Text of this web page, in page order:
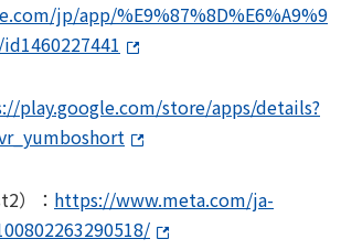
jp/app/%E9%87%8D%E6%A9%9
play.google.com/store/apps/details?
）： https://www.meta.com/ja-